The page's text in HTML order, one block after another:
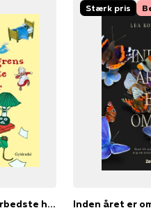
Astrid Lindgrens allerbedste historier
Stærk pris
Inden året er